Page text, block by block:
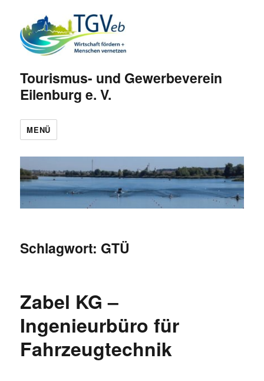
Tourismus- und Gewerbeverein
Eilenburg e. V.
MENÜ
Schlagwort: GTÜ
Zabel KG –
Ingenieurbüro für
Fahrzeugtechnik